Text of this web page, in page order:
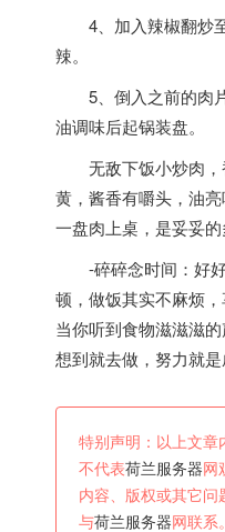
4、加入辣椒翻炒
辣。
5、倒入之前的肉
油调味后起锅装盘。
无敌下饭小炒肉
黄，酱香有嚼头，油
一盘肉上桌，是妥妥的
-碎碎念时间：好
顿，做饭其实不麻烦
当你听到食物滋滋滋
想到就去做，努力就
特别声明：以上文章
不代表荷兰服务器 网
内容、版权或其它问
与荷兰服务器 网联系。